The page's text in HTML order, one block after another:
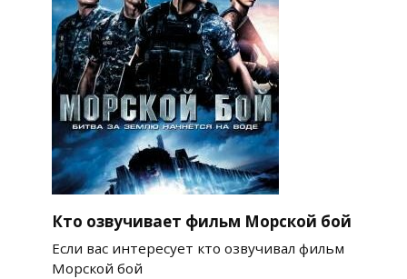
Кто озвучивает фильм Морской бой
Если вас интересует кто озвучивал фильм
Морской бой